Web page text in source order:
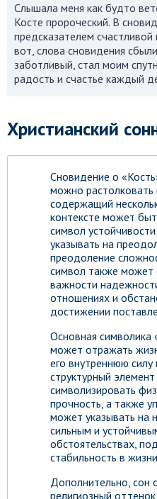
Узнай что
Слышала меня как будто
Косте пророческий. В
предсказателем
вот, слова сновидения
заботливый, стал моим
радость и счастье каждый
Христианский
Сновидение о
можно растолковать
содержащий
контексте может
символ
указывать на
преодоление
символ также может
важности
отношениях и
достижении
Основная символика
может отражать
его внутреннюю силу
структурный
символизировать
прочность, а также
может указывать на
сильным и
обстоятельствах,
стабильность в
Дополнительно, сон
религиозный